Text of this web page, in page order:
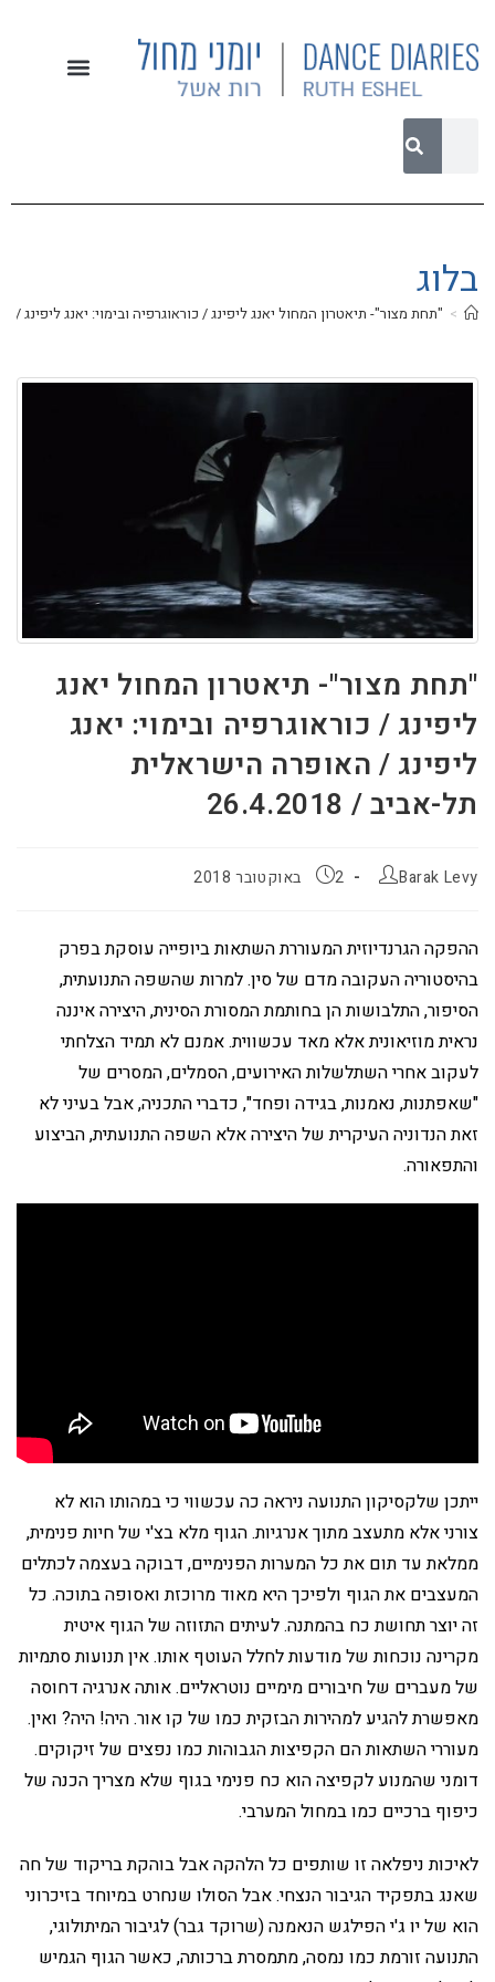
בלוג
> "תחת מצור"- תיאטרון המחול יאנג ליפינג / כוראוגרפיה ובימוי: יאנג ליפינג /
"תחת מצור"- תיאטרון המחול יאנג
ליפינג / כוראוגרפיה ובימוי: יאנג
ליפינג / האופרה הישראלית
תל-אביב / 26.4.2018
Barak Levy 2 באוקטובר 2018
ההפקה הגרנדיוזית המעוררת השתאות ביופייה עוסקת בפרק
בהיסטוריה העקובה מדם של סין. למרות שהשפה התנועתית,
הסיפור, התלבושות הן בחותמת המסורת הסינית, היצירה איננה
נראית מוזיאונית אלא מאד עכשווית. אמנם לא תמיד הצלחתי
לעקוב אחרי השתלשלות האירועים, הסמלים, המסרים של
"שאפתנות, נאמנות, בגידה ופחד", כדברי התכניה, אבל בעיני לא
זאת הנדוניה העיקרית של היצירה אלא השפה התנועתית, הביצוע
והתפאורה.
ייתכן שלקסיקון התנועה ניראה כה עכשווי כי במהותו הוא לא
צורני אלא מתעצב מתוך אנרגיות. הגוף מלא בצ'י של חיות פנימית,
ממלאת עד תום את כל המערות הפנימיים, דבוקה בעצמה לכתלים
המעצבים את הגוף ולפיכך היא מאוד מרוכזת ואסופה בתוכה. כל
זה יוצר תחושת כח בהמתנה. לעיתים התזוזה של הגוף איטית
מקרינה נוכחות של מודעות לחלל העוטף אותו. אין תנועות סתמיות
של מעברים של חיבורים מימיים נוטראליים. אותה אנרגיה דחוסה
מאפשרת להגיע למהירות הבזקית כמו של קו אור. היה! היה? ואין.
מעוררי השתאות הם הקפיצות הגבוהות כמו נפצים של זיקוקים.
דומני שהמנוע לקפיצה הוא כח פנימי בגוף שלא מצריך הכנה של
כיפוף ברכיים כמו במחול המערבי.
לאיכות ניפלאה זו שותפים כל הלהקה אבל בוהקת בריקוד של חה
שאנג בתפקיד הגיבור הנצחי. אבל הסולו שנחרט במיוחד בזיכרוני
הוא של יו ג'י הפילגש הנאמנה (שרוקד גבר) לגיבור המיתולוגי,
התנועה זורמת כמו נמסה, מתמסרת ברכותה, כאשר הגוף הגמיש